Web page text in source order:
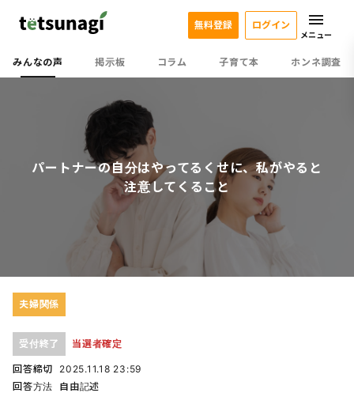
みんなの声 掲示板 コラム 子育て本 ホンネ調査
無料登録 ログイン
メニュー
パートナーの自分はやってるくせに、私がやると
注意してくること
夫婦関係
受付終了 当選者確定
回答締切
2025.11.18 23:59
回答方法
自由記述